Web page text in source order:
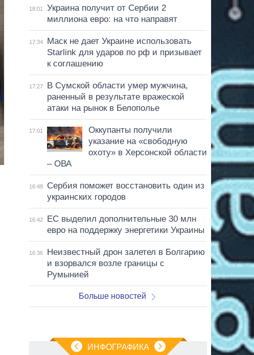
18:01
Украина получит от Сербии 2
миллиона евро: на что направят
17:34
Маск не дает Украине использовать
Starlink для ударов по рф и призывает
к соглашению
17:27
В Сумской области умер мужчина,
раненный в результате вражеской
атаки на рынок в Белополье
17:01
Оккупанты получили
указание на «свободную
охоту» в Херсонской области
– ОВА
16:48
Сербия поможет восстановить один из
украинских городов
16:42
ЕС выделил дополнительные 30 млн
евро на поддержку энергетики Украины
16:36
Неизвестный дрон залетел в Болгарию
и взорвался возле границы с
Румынией
Больше новостей
ИНФОГРАФИКА